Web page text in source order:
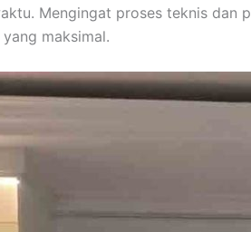
Mengingat proses teknis
maksimal.